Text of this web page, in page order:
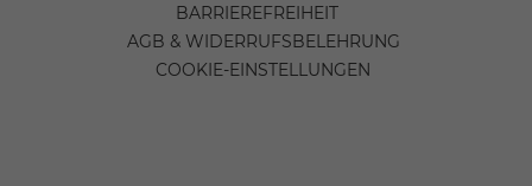
BARRIEREFREIHEIT
AGB & WIDERRUFSBELEHRUNG
COOKIE-EINSTELLUNGEN